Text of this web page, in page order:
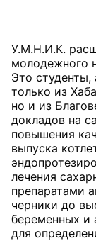
У.М.Н.И.К.
молодежного
Это студенты,
только из
но и из
докладов на
повышения
выпуска
лечения
препаратами
черники до
беременных и
для